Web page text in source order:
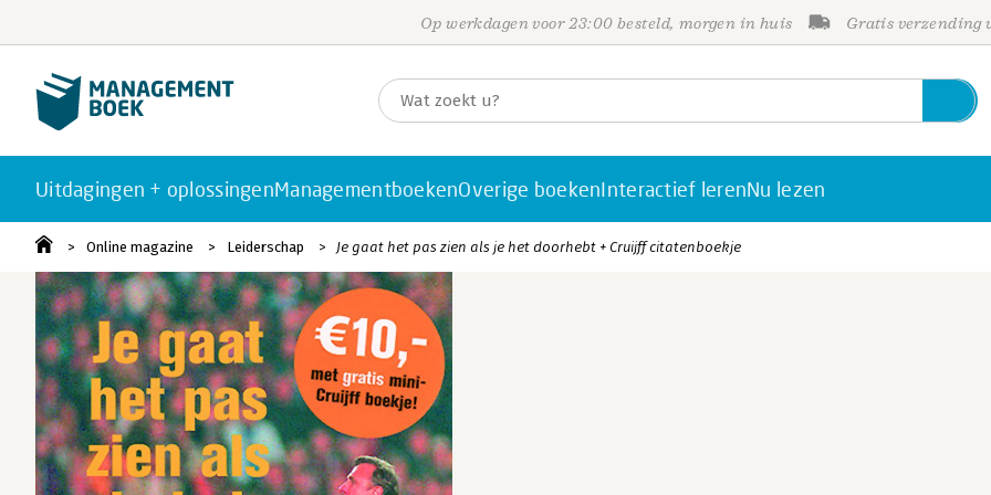
Op werkdagen voor 23:00 besteld, morgen in huis Gratis verzending
Uitdagingen + oplossingenManagementboekenOverige boekenInteractief lerenNu lezen
Online magazine Leiderschap Je gaat het pas zien als je het doorhebt + Cruijff citatenboekje